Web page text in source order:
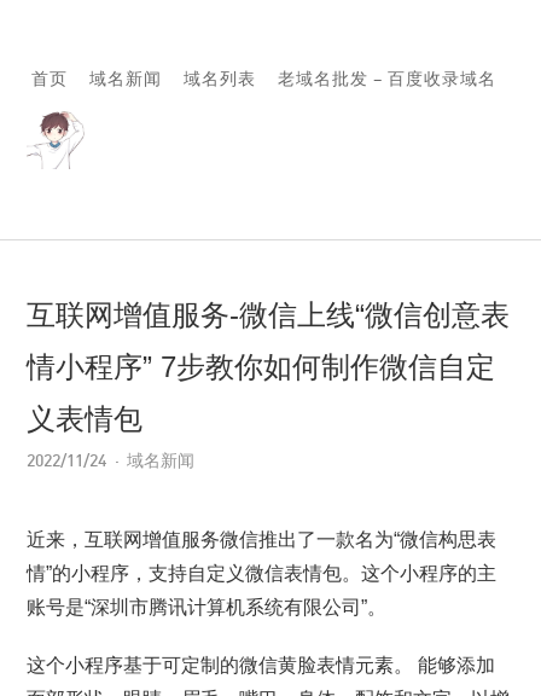
首页 域名新闻 域名列表 老域名批发 – 百度收录域名
互联网增值服务-微信上线“微信创意表
情小程序” 7步教你如何制作微信自定
义表情包
2022/11/24 域名新闻
近来，互联网增值服务微信推出了一款名为“微信构思表
情”的小程序，支持自定义微信表情包。这个小程序的主
账号是“深圳市腾讯计算机系统有限公司”。
这个小程序基于可定制的微信黄脸表情元素。 能够添加